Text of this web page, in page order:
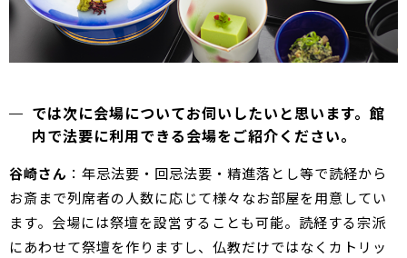
では次に会場についてお伺いしたいと思います。館
内で法要に利用できる会場をご紹介ください。
谷崎さん ：年忌法要・回忌法要・精進落とし等で読経から
お斎まで列席者の人数に応じて様々なお部屋を用意してい
ます。会場には祭壇を設営することも可能。読経する宗派
にあわせて祭壇を作りますし、仏教だけではなくカトリッ